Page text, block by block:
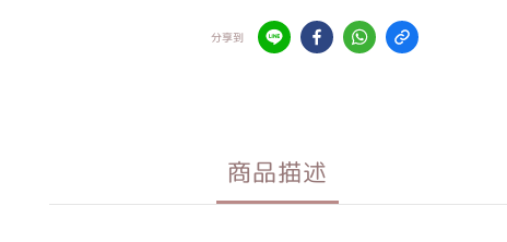
分享到
商品描述